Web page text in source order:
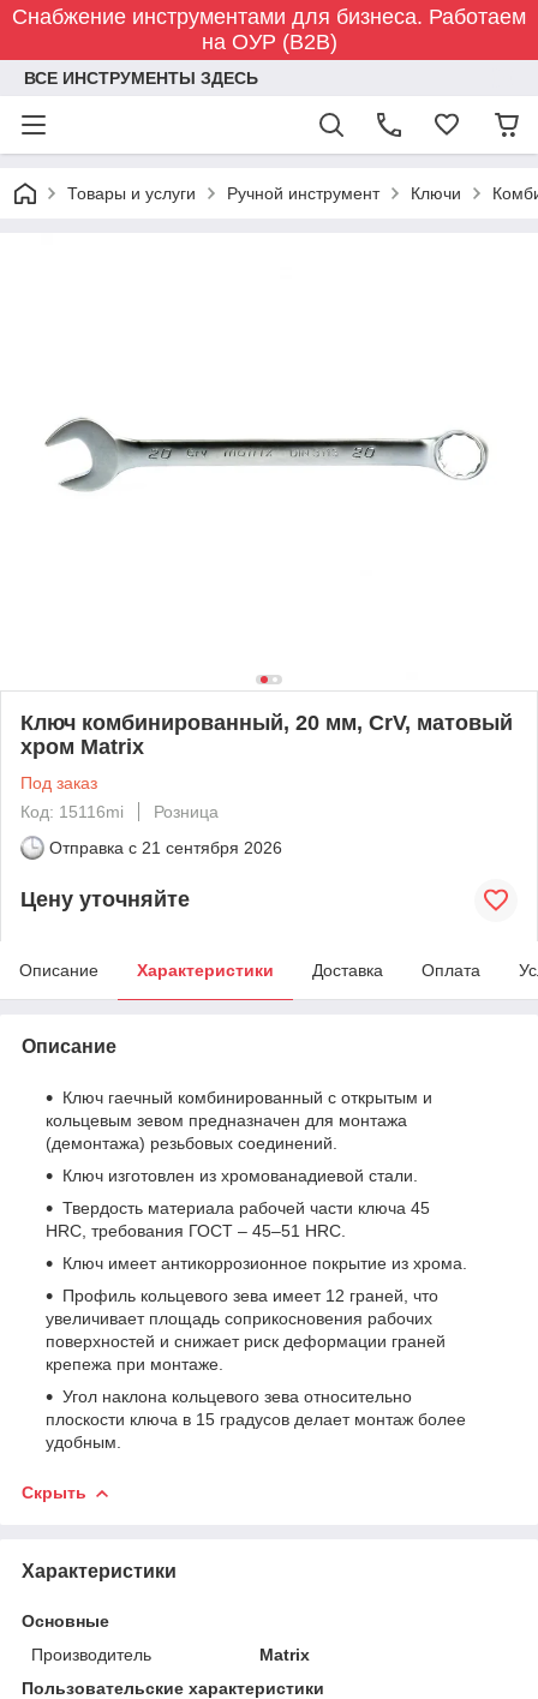
Снабжение инструментами для бизнеса. Работаем
на ОУР (B2B)
ВСЕ ИНСТРУМЕНТЫ ЗДЕСЬ
Товары и услуги Ручной инструмент Ключи
Ключ комбинированный, 20 мм, CrV, матовый
хром Matrix
Под заказ
Код: 15116mi
Розница
Отправка с 21 сентября 2026
Цену уточняйте
Описание Характеристики Доставка Оплата
Описание
Ключ гаечный комбинированный с открытым и
кольцевым зевом предназначен для монтажа
(демонтажа) резьбовых соединений.
Ключ изготовлен из хромованадиевой стали.
Твердость материала рабочей части ключа 45
HRC, требования ГОСТ – 45–51 HRC.
Ключ имеет антикоррозионное покрытие из хрома.
Профиль кольцевого зева имеет 12 граней, что
увеличивает площадь соприкосновения рабочих
поверхностей и снижает риск деформации граней
крепежа при монтаже.
Угол наклона кольцевого зева относительно
плоскости ключа в 15 градусов делает монтаж более
удобным.
Скрыть
Характеристики
Основные
Производитель
Matrix
Пользовательские характеристики